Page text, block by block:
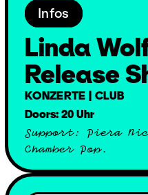
Infos
Linda
Release
KONZERTE | CLUB
Doors: 20 Uhr
Support: Piera
Chamber Pop.